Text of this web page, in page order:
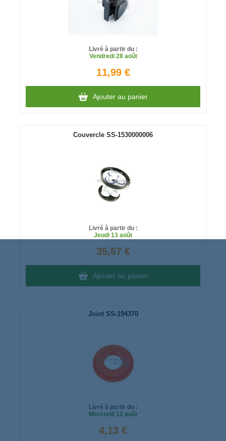
Livré à partir du :
Vendredi28 août
11,99 €
Ajouter au panier
Couvercle SS-1530000006
Livré à partir du :
Jeudi 13 août
35,57 €
Ajouter au panier
Joint SS-194370
Livré à partir du :
Mercredi 12 août
4,13 €